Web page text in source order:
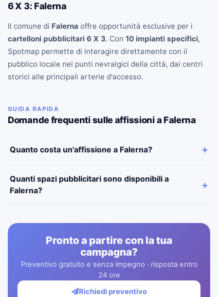
6 X 3: Falerna
Il comune di Falerna offre opportunità esclusive per i
cartelloni pubblicitari 6 X 3. Con 10 impianti specifici,
Spotmap permette di interagire direttamente con il
pubblico locale nei punti nevralgici della città, dai centri
storici alle principali arterie d'accesso.
GUIDA RAPIDA
Domande frequenti sulle affissioni a Falerna
Quanto costa un'affissione a Falerna?
Quanti spazi pubblicitari sono disponibili a
Falerna?
Pronto a partire con la tua
campagna?
Preventivo gratuito e senza impegno · risposta entro
24 ore
Richiedi preventivo